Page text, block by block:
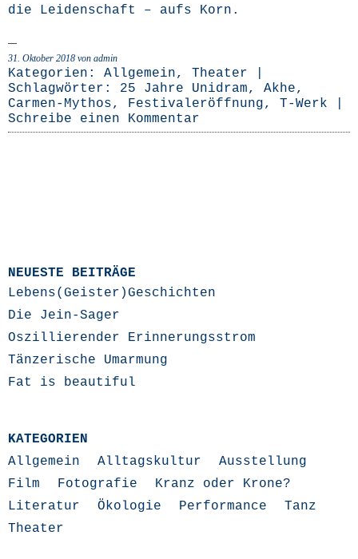
die Lei­den­schaft – aufs Korn.
31. Oktober 2018 von admin
Kategorien: Allgemein, Theater
Schlagwörter: 25 Jahre Unidram, Akhe,
Carmen-Mythos, Festivaleröffnung, T-Werk
Schreibe einen Kommentar
NEUESTE BEITRÄGE
Lebens(Geister)Geschichten
Die Jein-Sager
Oszillierender Erinnerungsstrom
Tänzerische Umarmung
Fat is beautiful
KATEGORIEN
Allgemein
Alltagskultur
Ausstellung
Film
Fotografie
Kranz oder Krone?
Literatur
Ökologie Performance
Tanz
Theater